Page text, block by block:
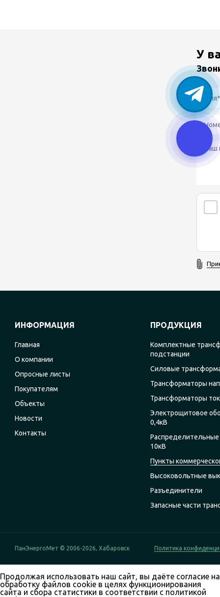
У
ИНФОРМАЦИЯ
Главная
О компании
Опросные листы
Покупателям
Объекты
Новости
Контакты
ПРОДУКЦИЯ
Комплектные
подстанции
Силовые
Трансформаторы
Трансформаторы
Электрощитовое
0,4кВ
Распределительные
10кВ
Пункты
Высоковольтные
Разъединители
Запасные части
ПанЭнергоМет © 2006-2026, Хабаровск Политика
Продолжая использовать наш сайт, вы даёте согласие на
обработку файлов cookie в целях функционирования
сайта и сбора статистики в соответствии с политикой